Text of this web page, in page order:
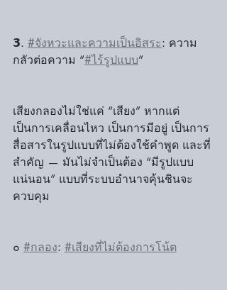
𝟯. #จังหวะและความเป็นอิสระ: ความ
กลัวต่อความ “#ไร้รูปแบบ”
เสียงกลองไม่ใช่แค่ “เสียง” หากแต่
เป็นการเคลื่อนไหว เป็นการมีอยู่ เป็นการ
สื่อสารในรูปแบบที่ไม่ต้องใช้คำพูด และที่
สำคัญ — มันไม่จำเป็นต้อง “มีรูปแบบ
แน่นอน” แบบที่ระบบอำนาจคุ้นชินจะ
ควบคุม
๐ #กลอง: #เสียงที่ไม่ต้องการโน้ต